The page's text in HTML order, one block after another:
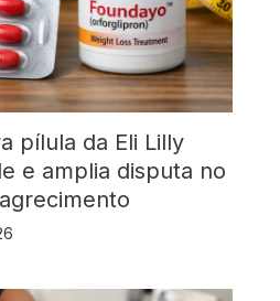
pílula da Eli Lilly
e amplia disputa no